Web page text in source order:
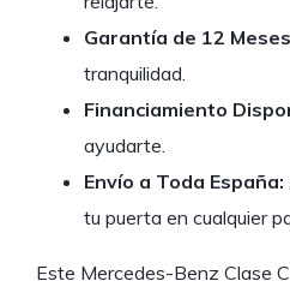
Garantía de 12
tranquilidad.
Financiamiento
ayudarte.
Envío a Toda España:
tu puerta en cualquier
Este Mercedes-Benz Clase